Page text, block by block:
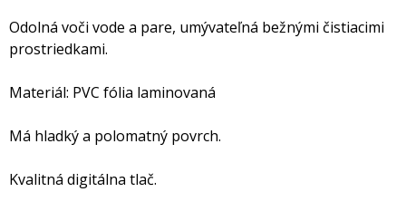
Odolná voči vode a pare, umývateľná bežnými čistiacimi
prostriedkami.
Materiál: PVC fólia laminovaná
Má hladký a polomatný povrch.
Kvalitná digitálna tlač.